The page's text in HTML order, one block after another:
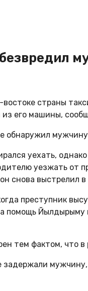
востоке страны
из его машины,
обнаружил
уехать,
уезжать от
снова выстрелил
преступник
помощь
тем фактом, что
задержали